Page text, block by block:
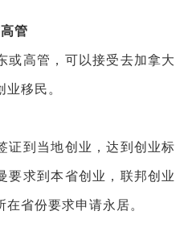
管
或高管，可以接受去加拿大
移民。
证到当地创业，达到创业标
要求到本省创业，联邦创业
省份要求申请永居。